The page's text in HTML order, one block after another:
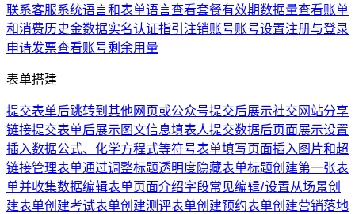
联系客服系统语言和表单语言查看套餐有效期数据量查看账单
和消费历史金数据实名认证指引注销账号账号设置注册与登录
申请发票查看账号剩余用量
表单搭建
提交表单后跳转到其他网页或公众号提交后展示社交网站分享
链接提交表单后展示图文信息填表人提交数据后页面展示设置
插入数据公式、化学方程式等符号表单填写页面插入图片和超
链接管理表单通过调整标题透明度隐藏表单标题创建第一张表
单并收集数据编辑表单页面介绍字段常见编辑/设置从场景创
建表单创建考试表单创建测评表单创建预约表单创建营销落地